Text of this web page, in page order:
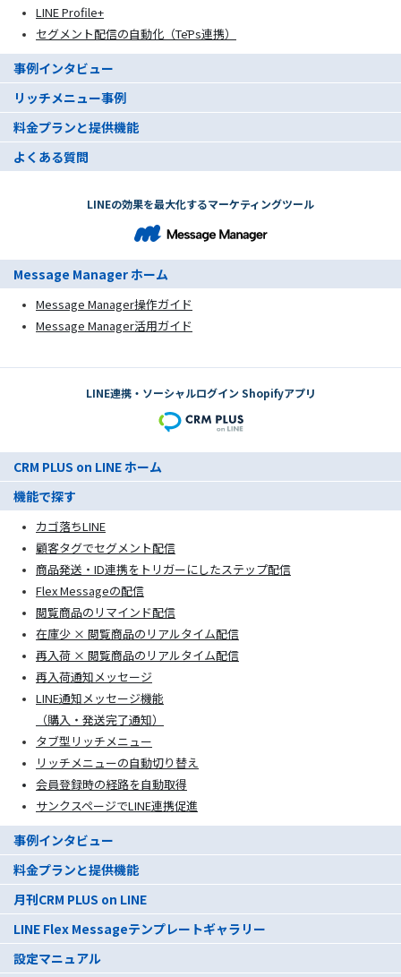
LINE Profile+
セグメント配信の自動化（TēPs連携）
事例インタビュー
リッチメニュー事例
料金プランと提供機能
よくある質問
LINEの効果を最大化するマーケティングツール
Message Manager ホーム
Message Manager操作ガイド
Message Manager活用ガイド
LINE連携・ソーシャルログイン Shopifyアプリ
CRM PLUS on LINE ホーム
機能で探す
カゴ落ちLINE
顧客タグでセグメント配信
商品発送・ID連携をトリガーにしたステップ配信
Flex Messageの配信
閲覧商品のリマインド配信
在庫少 × 閲覧商品のリアルタイム配信
再入荷 × 閲覧商品のリアルタイム配信
再入荷通知メッセージ
LINE通知メッセージ機能
（購入・発送完了通知）
タブ型リッチメニュー
リッチメニューの自動切り替え
会員登録時の経路を自動取得
サンクスページでLINE連携促進
事例インタビュー
料金プランと提供機能
月刊CRM PLUS on LINE
LINE Flex Messageテンプレートギャラリー
設定マニュアル